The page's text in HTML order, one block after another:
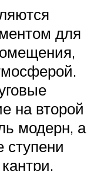
для
на второй
модерн, а